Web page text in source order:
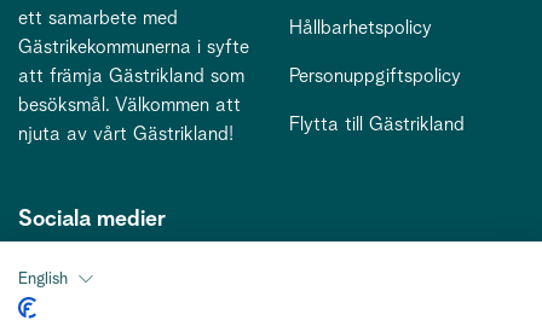
ett samarbete med
Gästrikekommunerna i syfte
att främja Gästrikland som
besöksmål. Välkommen att
njuta av vårt Gästrikland!
Hållbarhetspolicy
Personuppgiftspolicy
Flytta till Gästrikland
Sociala medier
English